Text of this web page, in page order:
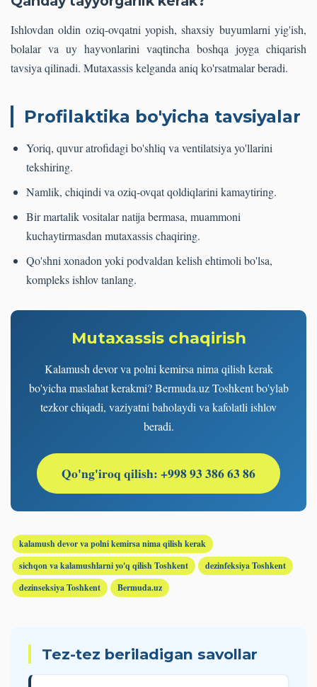
Ishlovdan oldin oziq-ovqatni yopish, shaxsiy buyumlarni yig'ish,
bolalar va uy hayvonlarini vaqtincha boshqa joyga chiqarish
tavsiya qilinadi. Mutaxassis kelganda aniq ko'rsatmalar beradi.
Profilaktika bo'yicha tavsiyalar
Yoriq, quvur atrofidagi bo'shliq va ventilatsiya yo'llarini
tekshiring.
Namlik, chiqindi va oziq-ovqat qoldiqlarini kamaytiring.
Bir martalik vositalar natija bermasa, muammoni
kuchaytirmasdan mutaxassis chaqiring.
Qo'shni xonadon yoki podvaldan kelish ehtimoli bo'lsa,
kompleks ishlov tanlang.
Mutaxassis chaqirish
Kalamush devor va polni kemirsa nima qilish kerak
bo'yicha maslahat kerakmi? Bermuda.uz Toshkent bo'ylab
tezkor chiqadi, vaziyatni baholaydi va kafolatli ishlov
beradi.
Qo'ng'iroq qilish: +998 93 386 63 86
kalamush devor va polni kemirsa nima qilish kerak
sichqon va kalamushlarni yo'q qilish Toshkent
dezinfeksiya Toshkent
dezinseksiya Toshkent
Bermuda.uz
Tez-tez beriladigan savollar